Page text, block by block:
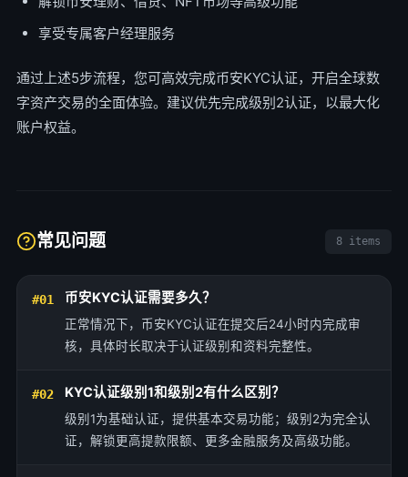
享受专属客户经理服务
通过上述5步流程，您可高效完成币安KYC认证，开启全球数
字资产交易的全面体验。建议优先完成级别2认证，以最大化
账户权益。
常见问题 8 items
#01 币安KYC认证需要多久？
正常情况下，币安KYC认证在提交后24小时内完成审
核，具体时长取决于认证级别和资料完整性。
#02 KYC认证级别1和级别2有什么区别？
级别1为基础认证，提供基本交易功能；级别2为完全认
证，解锁更高提款限额、更多金融服务及高级功能。